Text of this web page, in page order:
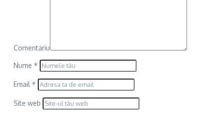
Comentariu
Nume *
Email *
Site web